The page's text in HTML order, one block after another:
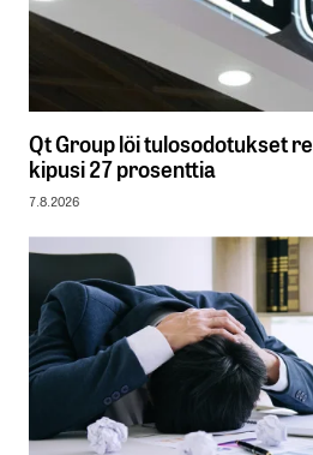
Qt Group löi tulosodotukset
kipusi 27 prosenttia
7.8.2026